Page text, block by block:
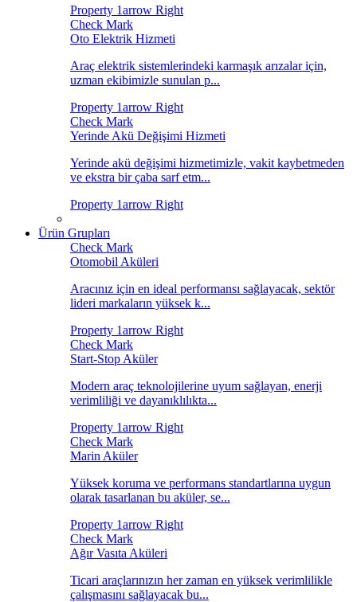
Oto Elektrik Hizmeti
Araç elektrik sistemlerindeki karmaşık arızalar için,
uzman ekibimizle sunulan p...
Yerinde Akü Değişimi Hizmeti
Yerinde akü değişimi hizmetimizle, vakit kaybetmeden
ve ekstra bir çaba sarf etm...
Ürün Grupları
Otomobil Aküleri
Aracınız için en ideal performansı sağlayacak, sektör
lideri markaların yüksek k...
Start-Stop Aküler
Modern araç teknolojilerine uyum sağlayan, enerji
verimliliği ve dayanıklılıkta...
Marin Aküler
Yüksek koruma ve performans standartlarına uygun
olarak tasarlanan bu aküler, se...
Ağır Vasıta Aküleri
Ticari araçlarınızın her zaman en yüksek verimlilikle
çalışmasını sağlayacak bu...